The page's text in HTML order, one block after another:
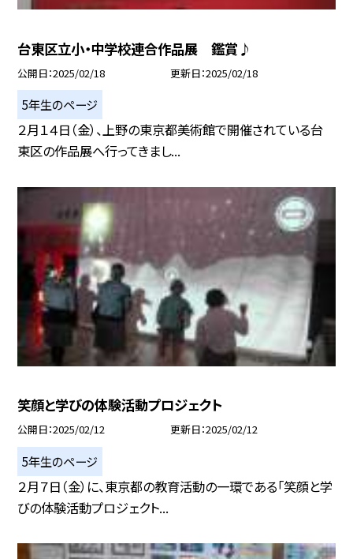
台東区立小・中学校連合作品展 鑑賞♪
公開日 2025/02/18 更新日 2025/02/18
5年生のページ
２月１４日（金）、上野の東京都美術館で開催されている台
東区の作品展へ行ってきまし...
笑顔と学びの体験活動プロジェクト
公開日 2025/02/12 更新日 2025/02/12
5年生のページ
２月７日（金）に、東京都の教育活動の一環である「笑顔と学
びの体験活動プロジェクト...